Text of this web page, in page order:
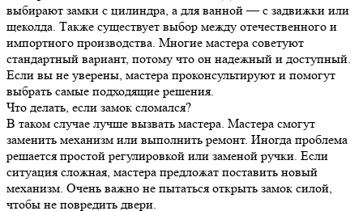
выбирают замки с цилиндра, а для ванной — с задвижки или
щеколда. Также существует выбор между отечественного и
импортного производства. Многие мастера советуют
стандартный вариант, потому что он надежный и доступный.
Если вы не уверены, мастера проконсультируют и помогут
выбрать самые подходящие решения.
Что делать, если замок сломался?
В таком случае лучше вызвать мастера. Мастера смогут
заменить механизм или выполнить ремонт. Иногда проблема
решается простой регулировкой или заменой ручки. Если
ситуация сложная, мастера предложат поставить новый
механизм. Очень важно не пытаться открыть замок силой,
чтобы не повредить двери.